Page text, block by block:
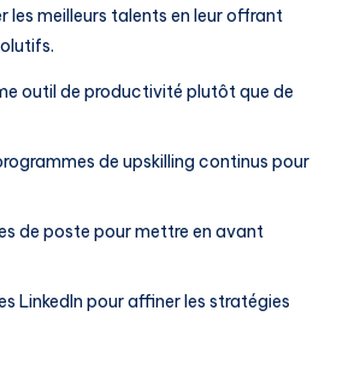
les meilleurs talents en leur offrant
outil de productivité plutôt que de
de upskilling continus pour
de poste pour mettre en avant
LinkedIn pour affiner les stratégies